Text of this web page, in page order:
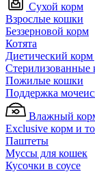
Сухой корм
Взрослые кошки
Беззерновой корм
Котята
Диетический
Стерилизованные
Пожилые кошки
Поддержка
Влажный
Exclusive корм и
Паштеты
Муссы для кошек
Кусочки в соусе